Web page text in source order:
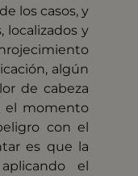
los casos, y
localizados y
algún
de cabeza
el momento
con el
es que la
el